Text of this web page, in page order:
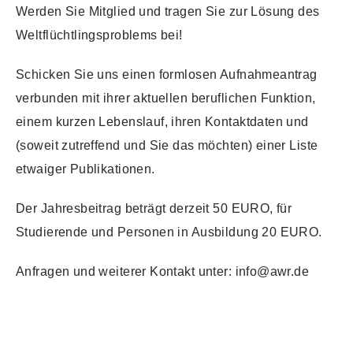
Werden Sie Mitglied und tragen Sie zur Lösung des
Weltflüchtlingsproblems bei!
Schicken Sie uns einen formlosen Aufnahmeantrag
verbunden mit ihrer aktuellen beruflichen Funktion,
einem kurzen Lebenslauf, ihren Kontaktdaten und
(soweit zutreffend und Sie das möchten) einer Liste
etwaiger Publikationen.
Der Jahresbeitrag beträgt derzeit 50 EURO, für
Studierende und Personen in Ausbildung 20 EURO.
Anfragen und weiterer Kontakt unter: info@awr.de